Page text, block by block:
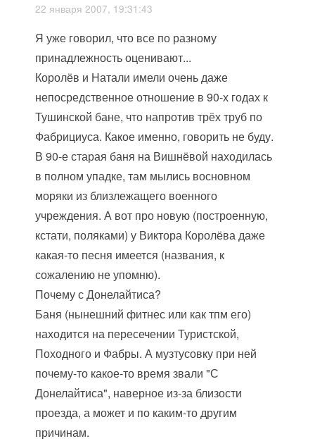
22 января 2007, 19:31:43
Я уже говорил, что все по разному
принадлежность оценивают...
Королёв и Натали имели очень даже
непосредственное отношение в 90-х годах к
Тушинской бане, что напротив трёх труб по
Фабрициуса. Какое именно, говорить не буду.
В 90-е старая баня на Вишнёвой находилась
в полном упадке, там мылись восновном
моряки из близлежащего военного
учреждения. А вот про новую (построенную,
кстати, поляками) у Виктора Королёва даже
какая-то песня имеется (названия, к
сожалению не упомню).
Почему с Донелайтиса?
Баня (нынешний фитнес или как тпм его)
находится на пересечении Туристской,
Походного и Фабры. А музтусовку при ней
почему-то какое-то время звали "С
Донелайтиса", наверное из-за близости
проезда, а может и по каким-то другим
причинам.